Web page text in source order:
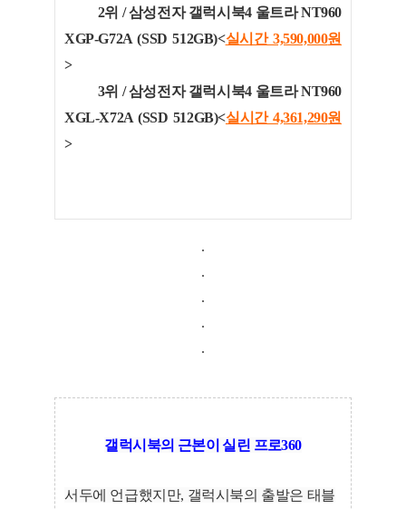
2위 / 삼성전자 갤럭시북4 울트라 NT960
XGP-G72A (SSD 512GB)<실시간 3,590,000원
>
3위 / 삼성전자 갤럭시북4 울트라 NT960
XGL-X72A (SSD 512GB)<실시간 4,361,290원
>
.
.
.
.
.
갤럭시북의 근본이 실린 프로360
서두에 언급했지만, 갤럭시북의 출발은 태블